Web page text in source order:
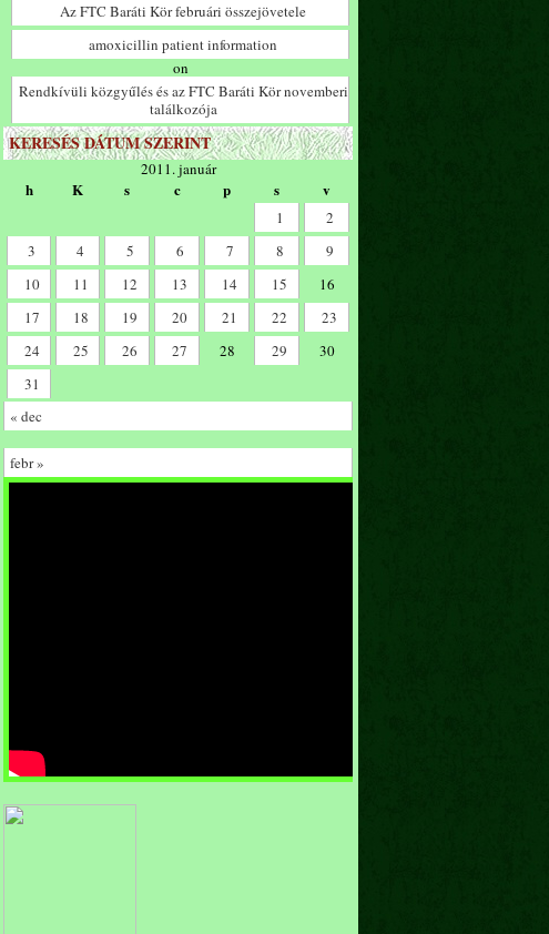
Az FTC Baráti Kör februári összejövetele
amoxicillin patient information
on
Rendkívüli közgyűlés és az FTC Baráti Kör novemberi
találkozója
KERESÉS DÁTUM SZERINT
2011. január
h K s c p s v
1
2
3
4 5 6 7 8
9
10
11 12 13 14 15
16
17
18 19 20 21 22
23
24
25 26 27 28 29
30
31
« dec
febr »